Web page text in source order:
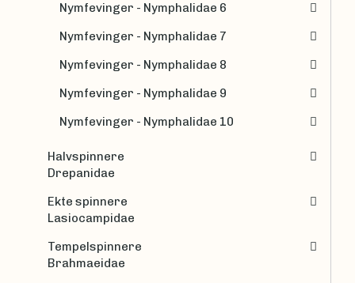
Nymfevinger - Nymphalidae 6
Nymfevinger - Nymphalidae 7
Nymfevinger - Nymphalidae 8
Nymfevinger - Nymphalidae 9
Nymfevinger - Nymphalidae 10
Halvspinnere
Drepanidae
Ekte spinnere
Lasiocampidae
Tempelspinnere
Brahmaeidae